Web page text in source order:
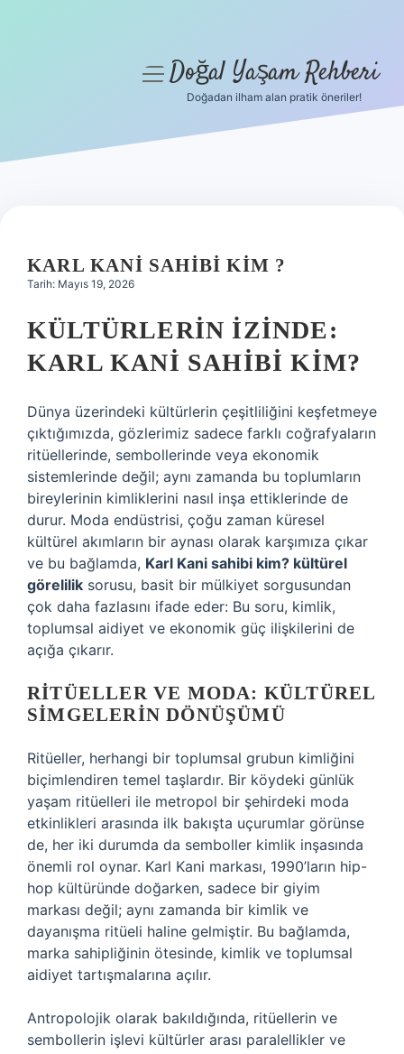
Hakkımızda
menüyüDoğal Yaşam Rehberi
Doğadan ilham alan pratik öneriler!
KARL KANI SAHIBI KIM ?
Tarih: Mayıs 19, 2026
KÜLTÜRLERIN İZINDE:
KARL KANI SAHIBI KIM?
Dünya üzerindeki kültürlerin çeşitliliğini keşfetmeye
çıktığımızda, gözlerimiz sadece farklı coğrafyaların
ritüellerinde, sembollerinde veya ekonomik
sistemlerinde değil; aynı zamanda bu toplumların
bireylerinin kimliklerini nasıl inşa ettiklerinde de
durur. Moda endüstrisi, çoğu zaman küresel
kültürel akımların bir aynası olarak karşımıza çıkar
ve bu bağlamda, Karl Kani sahibi kim? kültürel
görelilik sorusu, basit bir mülkiyet sorgusundan
çok daha fazlasını ifade eder: Bu soru, kimlik,
toplumsal aidiyet ve ekonomik güç ilişkilerini de
açığa çıkarır.
RITÜELLER VE MODA: KÜLTÜREL
SIMGELERIN DÖNÜŞÜMÜ
Ritüeller, herhangi bir toplumsal grubun kimliğini
biçimlendiren temel taşlardır. Bir köydeki günlük
yaşam ritüelleri ile metropol bir şehirdeki moda
etkinlikleri arasında ilk bakışta uçurumlar görünse
de, her iki durumda da semboller kimlik inşasında
önemli rol oynar. Karl Kani markası, 1990’ların hip-
hop kültüründe doğarken, sadece bir giyim
markası değil; aynı zamanda bir kimlik ve
dayanışma ritüeli haline gelmiştir. Bu bağlamda,
marka sahipliğinin ötesinde, kimlik ve toplumsal
aidiyet tartışmalarına açılır.
Antropolojik olarak bakıldığında, ritüellerin ve
sembollerin işlevi kültürler arası paralellikler ve